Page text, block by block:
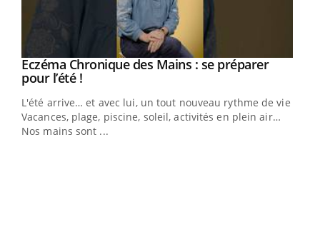
Youtube
Eczéma Chronique des Mains : se préparer
pour l’été !Youtube
L'été arrive… et avec lui, un tout nouveau rythme de vie !
Vacances, plage, piscine, soleil, activités en plein air…
Nos mains sont ...